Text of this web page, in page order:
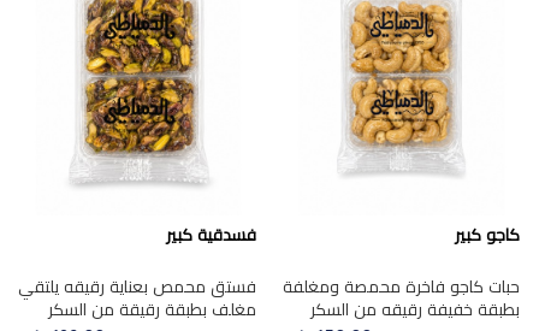
كاجو كبير
حبات كاجو فاخرة محمصة ومغلفة
بطبقة خفيفة رقيقه من السكر
فسدقية كبير
فستق محمص بعناية رقيقه يلتقي
مغلف بطبقة رقيقة من السكر